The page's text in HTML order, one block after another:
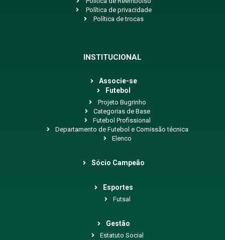
Política de privacidade
Política de trocas
INSTITUCIONAL
Associe-se
Futebol
Projeto Bugrinho
Categorias de Base
Futebol Profissional
Departamento de Futebol e Comissão técnica
Elenco
Sócio Campeão
Esportes
Futsal
Gestão
Estatuto Social